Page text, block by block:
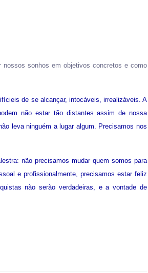
sonhos em objetivos concretos e como
de se alcançar, intocáveis, irrealizáveis. A
não estar tão distantes assim de nossa
leva ninguém a lugar algum. Precisamos nos
não precisamos mudar quem somos para
e profissionalmente, precisamos estar feliz
não serão verdadeiras, e a vontade de